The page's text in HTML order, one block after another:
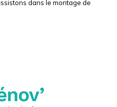
dans le montage de